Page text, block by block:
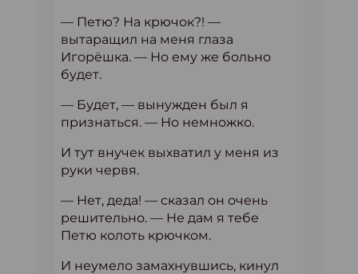
— Петю? На крючок?! —
вытаращил на меня глаза
Игорёшка. — Но ему же больно
будет.
— Будет, — вынужден был я
признаться. — Но немножко.
И тут внучек выхватил у меня из
руки червя.
— Нет, деда! — сказал он очень
решительно. — Не дам я тебе
Петю колоть крючком.
И неумело замахнувшись, кинул